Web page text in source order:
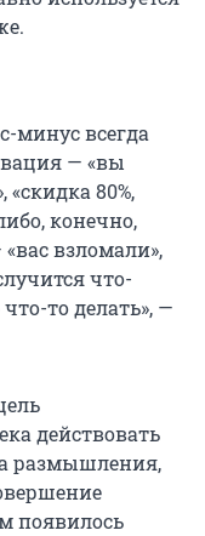
минус всегда
— «вы
80%,
конечно,
взломали»,
что-
то делать», —
действовать
размышления,
появилось